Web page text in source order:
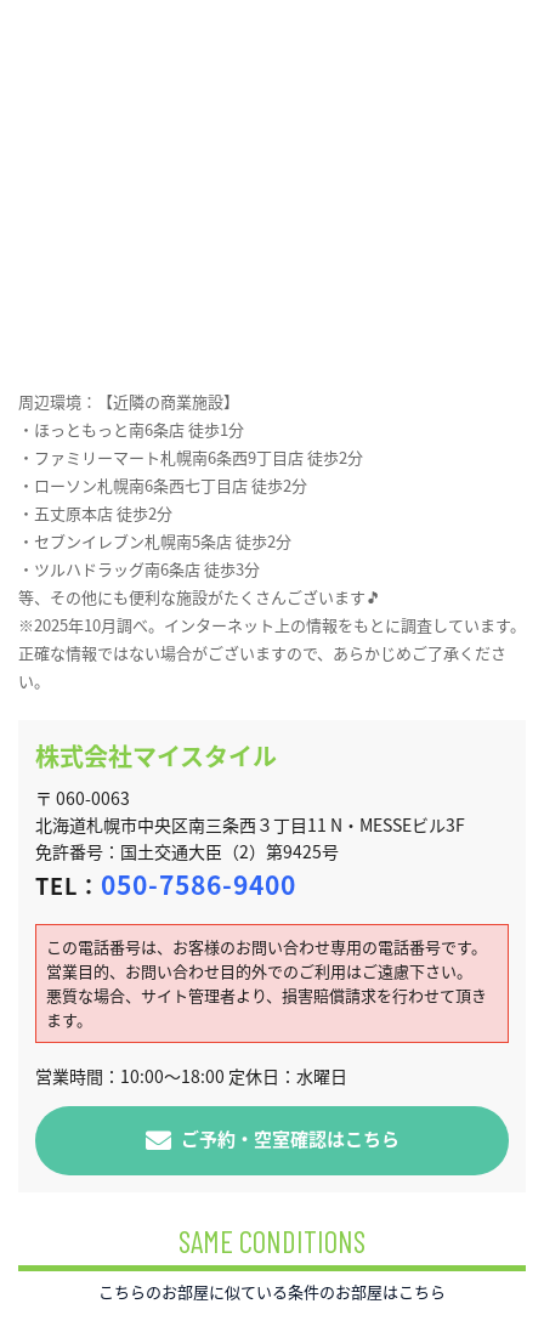
周辺環境：【近隣の商業施設】
・ほっともっと南6条店 徒歩1分
・ファミリーマート札幌南6条西9丁目店 徒歩2分
・ローソン札幌南6条西七丁目店 徒歩2分
・五丈原本店 徒歩2分
・セブンイレブン札幌南5条店 徒歩2分
・ツルハドラッグ南6条店 徒歩3分
等、その他にも便利な施設がたくさんございます🎵
※2025年10月調べ。インターネット上の情報をもとに調査しています。
正確な情報ではない場合がございますので、あらかじめご了承くださ
い。
株式会社マイスタイル
〒 060-0063
北海道札幌市中央区南三条西３丁目11 N・MESSEビル3F
免許番号：国土交通大臣（2）第9425号
TEL： 050-7586-9400
この電話番号は、お客様のお問い合わせ専用の電話番号です。
営業目的、お問い合わせ目的外でのご利用はご遠慮下さい。
悪質な場合、サイト管理者より、損害賠償請求を行わせて頂き
ます。
営業時間：10:00～18:00 定休日：水曜日
ご予約・空室確認はこちら
SAME CONDITIONS
こちらのお部屋に似ている条件のお部屋はこちら